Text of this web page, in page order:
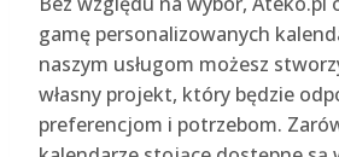
gamę personalizowanych
naszym usługom możesz
własny projekt, który będzie
preferencjom i potrzebom.